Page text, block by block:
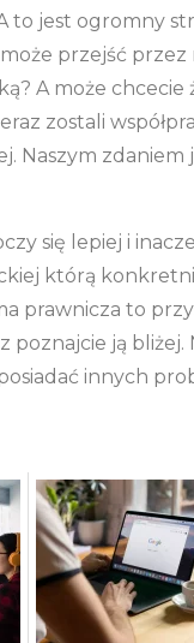
jest ogromny
przejść przez
A może
zostali
Naszym zdaniem
się lepiej i
którą
prawnicza to
poznajcie ją
innych